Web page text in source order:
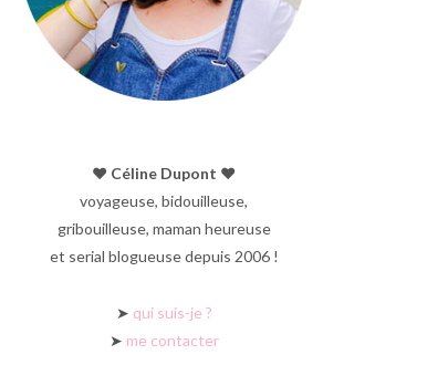
♥︎ Céline Dupont ♥︎
voyageuse, bidouilleuse,
gribouilleuse, maman heureuse
et serial blogueuse depuis 2006 !
➤ qui suis-je ?
➤ me contacter